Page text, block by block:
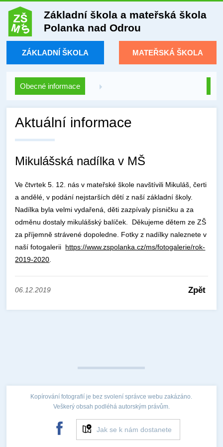
Základní škola a mateřská škola
Polanka nad Odrou
ZÁKLADNÍ ŠKOLA MATEŘSKÁ ŠKOLA
Obecné informace
Aktuální informace
Mikulášská nadílka v MŠ
Ve čtvrtek 5. 12. nás v mateřské škole navštívili Mikuláš, čerti
a andělé, v podání nejstarších dětí z naší základní školy.
Nadílka byla velmi vydařená, děti zazpívaly písničku a za
odměnu dostaly mikulášský balíček. Děkujeme dětem ze ZŠ
za příjemně strávené dopoledne. Fotky z nadílky naleznete v
naší fotogalerii https://www.zspolanka.cz/ms/fotogalerie/rok-
2019-2020
06.12.2019 Zpět
Kopírování fotografií je bez svolení správce webu zakázáno.
Veškerý obsah podléhá autorským právům.
Jak se k nám dostanete